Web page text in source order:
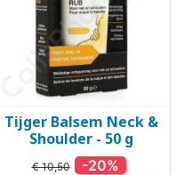
Tijger Balsem Neck &
Shoulder - 50 g
€ 10,50 -20%